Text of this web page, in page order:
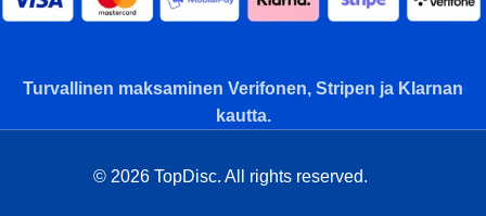
Turvallinen maksaminen Verifonen, Stripen ja Klarnan
kautta.
© 2026 TopDisc. All rights reserved.